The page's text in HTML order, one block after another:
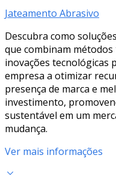
Jateamento Abrasivo
Descubra como
que combinam
inovações tecnológicas
empresa a otimizar
presença de marca e
investimento,
sustentável em um
mudança.
Ver mais informações